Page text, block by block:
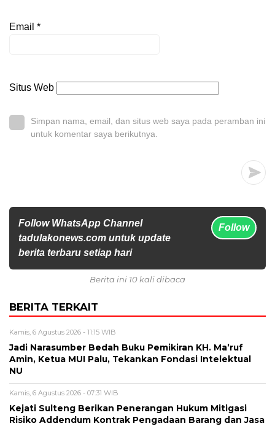
Email *
Situs Web
Simpan nama, email, dan situs web saya pada peramban ini
untuk komentar saya berikutnya.
Follow WhatsApp Channel
tadulakonews.com untuk update
berita terbaru setiap hari
Follow
Berita ini 10 kali dibaca
BERITA TERKAIT
Kamis, 6 Agustus 2026 - 11:15 WIB
Jadi Narasumber Bedah Buku Pemikiran KH. Ma’ruf
Amin, Ketua MUI Palu, Tekankan Fondasi Intelektual
NU
Kamis, 6 Agustus 2026 - 07:31 WIB
Kejati Sulteng Berikan Penerangan Hukum Mitigasi
Risiko Addendum Kontrak Pengadaan Barang dan Jasa